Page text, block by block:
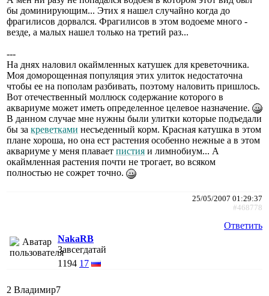
бы доминирующим... Этих я нашел случайно когда до
фрагилисов дорвался. Фрагилисов в этом водоеме много -
везде, а малых нашел только на третий раз...
---
На днях наловил окаймленных катушек для креветочника.
Моя доморощенная популяция этих улиток недостаточна
чтобы ее на пополам разбивать, поэтому наловить пришлось.
Вот отечественный моллюск содержание которого в
аквариуме может иметь определенное целевое назначение.
В данном случае мне нужны были улитки которые подъедали
бы за креветками несъеденный корм. Красная катушка в этом
плане хороша, но она ест растения особенно нежные а в этом
аквариуме у меня плавает пистия и лимнобиум... А
окаймленная растения почти не трогает, во всяком
полностью не сожрет точно.
25/05/2007 01:29:37
#468778
Ответить
NakaRB
Завсегдатай
1194 17
2 Владимир7